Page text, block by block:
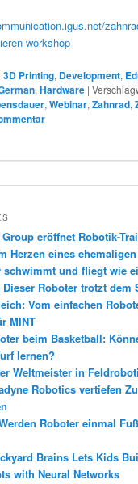
workshop
3D Printing, Development,
,Hardware |
,Webinar,Zahnrad,
eröffnet Robotik-
Herzen eines
schwimmt und fliegt wie
Roboter trotzt dem
Vom einfachen
MINT
beim Basketball:
lernen?
Weltmeister in
Robotics vertiefen
Roboter einmal
Brains Lets Kids
with Neural Networks